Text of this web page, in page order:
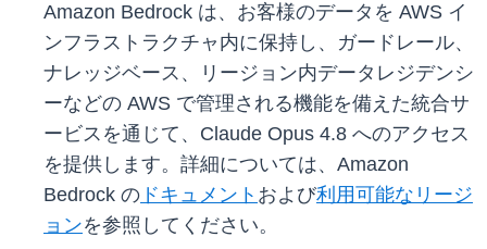
Amazon Bedrock は、お客様のデータを AWS イ
ンフラストラクチャ内に保持し、ガードレール、
ナレッジベース、リージョン内データレジデンシ
ーなどの AWS で管理される機能を備えた統合サ
ービスを通じて、Claude Opus 4.8 へのアクセス
を提供します。詳細については、Amazon
Bedrock の ドキュメント および利用可能なリージ
ョンを参照してください。